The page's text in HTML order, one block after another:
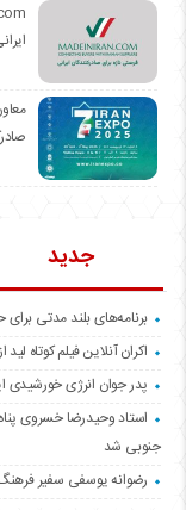
جدید
برنامه‌های بلند مدتی برای
اکران آنلاین فیلم کوتاه لید
پدر جوان انرژی
استاد وحیدرضا خسروی
جنوبی شد
رضوانه یوسفی سفیر